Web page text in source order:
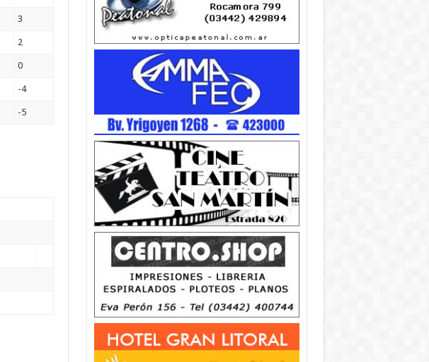
3
2
0
-4
-5